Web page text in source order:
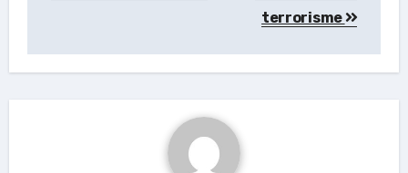
terrorisme